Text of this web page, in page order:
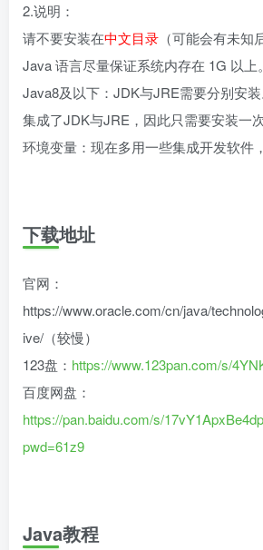
2.说明：
请不要安装在中文目录 （可能会有未知
Java 语言尽量保证系统内存在 1G 以上。
Java8及以下：JDK与JRE需要分别安装
集成了JDK与JRE，因此只需要安装一次
环境变量：现在多用一些集成开发软件
下载地址
官网：
https://www.oracle.com/cn/java/
ive/（较慢）
123盘： https://www.123pan.com/s/
百度网盘：
https://pan.baidu.com/s/
pwd=61z9
Java教程